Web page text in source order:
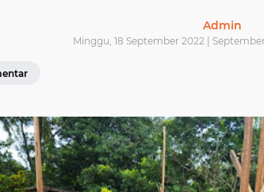
Admin
Minggu, 18 September 2022 | September